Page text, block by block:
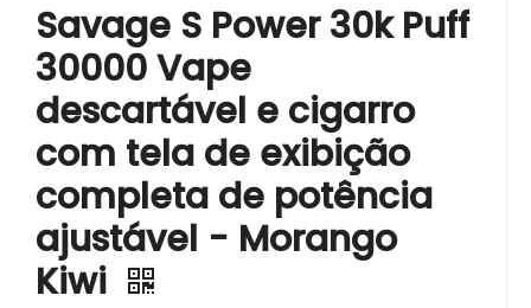
Savage S Power 30k Puff
30000 Vape
descartável e cigarro
com tela de exibição
completa de potência
ajustável - Morango
Kiwi